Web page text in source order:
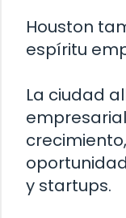
Houston
espíritu
La ciudad
y startups.